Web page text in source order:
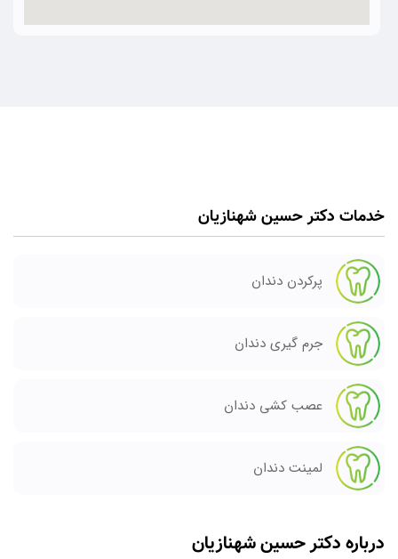
خدمات دکتر حسین شهنازیان
پرکردن دندان
جرم گیری دندان
عصب کشی دندان
لمینت دندان
درباره دکتر حسین شهنازیان